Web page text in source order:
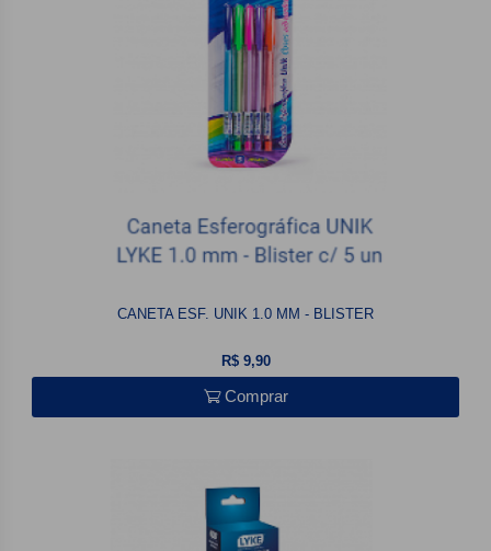
CANETA ESF. UNIK 1.0 MM - BLISTER
R$ 9,90
Comprar